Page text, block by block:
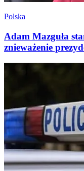
Polska
Adam Mazguła
znieważenie